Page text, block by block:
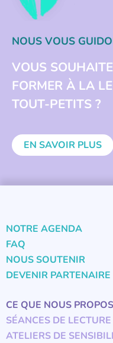
NOUS VOUS
VOUS
FORMER À LA
TOUT-PETITS ?
EN SAVOIR PLUS
NOTRE AGENDA
FAQ
NOUS SOUTENIR
DEVENIR PARTENAIRE
CE QUE NOUS
SÉANCES DE LECTURE
ATELIERS DE